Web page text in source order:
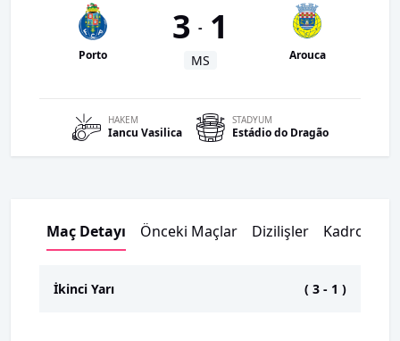
Porto
3 - 1
MS Arouca
HAKEM
Iancu Vasilica
STADYUM
Estádio do Dragão
Maç Detayı Önceki Maçlar Dizilişler Kadrolar
İkinci Yarı ( 3 - 1 )